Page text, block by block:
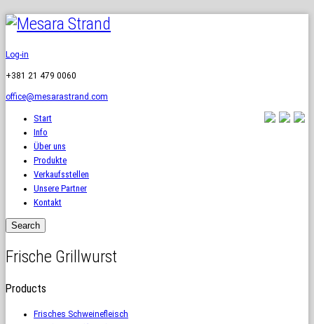
Log-in
+381 21 479 0060
office@mesarastrand.com
Start
Info
Über uns
Produkte
Verkaufsstellen
Unsere Partner
Kontakt
Frische Grillwurst
Products
Frisches Schweinefleisch